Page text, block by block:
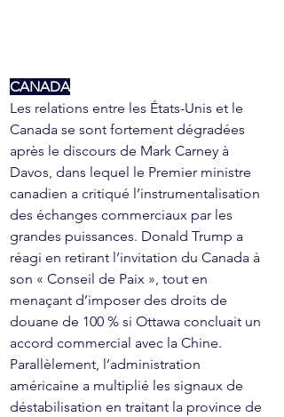
CANADA
Les relations entre les États-Unis et le
Canada se sont fortement dégradées
après le discours de Mark Carney à
Davos, dans lequel le Premier ministre
canadien a critiqué l’instrumentalisation
des échanges commerciaux par les
grandes puissances. Donald Trump a
réagi en retirant l’invitation du Canada à
son « Conseil de Paix », tout en
menaçant d’imposer des droits de
douane de 100 % si Ottawa concluait un
accord commercial avec la Chine.
Parallèlement, l’administration
américaine a multiplié les signaux de
déstabilisation en traitant la province de